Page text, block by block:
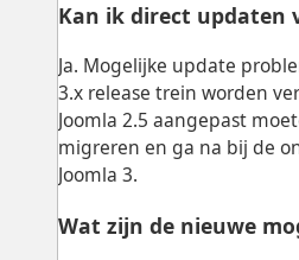
Kan ik direct updaten
Ja. Mogelijke update
3.x release trein worden
Joomla 2.5 aangepast
migreren en ga na bij de
Joomla 3.
Wat zijn de nieuwe